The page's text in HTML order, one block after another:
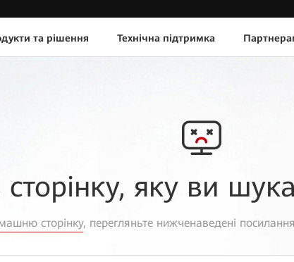
та рішення Технічна підтримка
яку ви
сторінку, перегляньте нижченаведені